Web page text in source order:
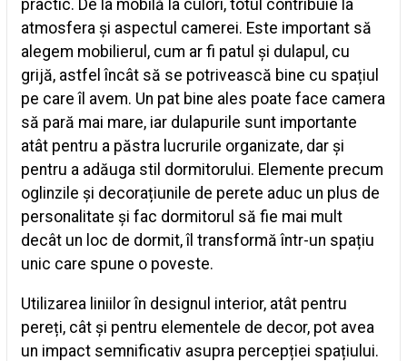
practic. De la mobilă la culori, totul contribuie la
atmosfera și aspectul camerei. Este important să
alegem mobilierul, cum ar fi patul și dulapul, cu
grijă, astfel încât să se potrivească bine cu spațiul
pe care îl avem. Un pat bine ales poate face camera
să pară mai mare, iar dulapurile sunt importante
atât pentru a păstra lucrurile organizate, dar și
pentru a adăuga stil dormitorului. Elemente precum
oglinzile și decorațiunile de perete aduc un plus de
personalitate și fac dormitorul să fie mai mult
decât un loc de dormit, îl transformă într-un spațiu
unic care spune o poveste.
Utilizarea liniilor în designul interior, atât pentru
pereți, cât și pentru elementele de decor, pot avea
un impact semnificativ asupra percepției spațiului.